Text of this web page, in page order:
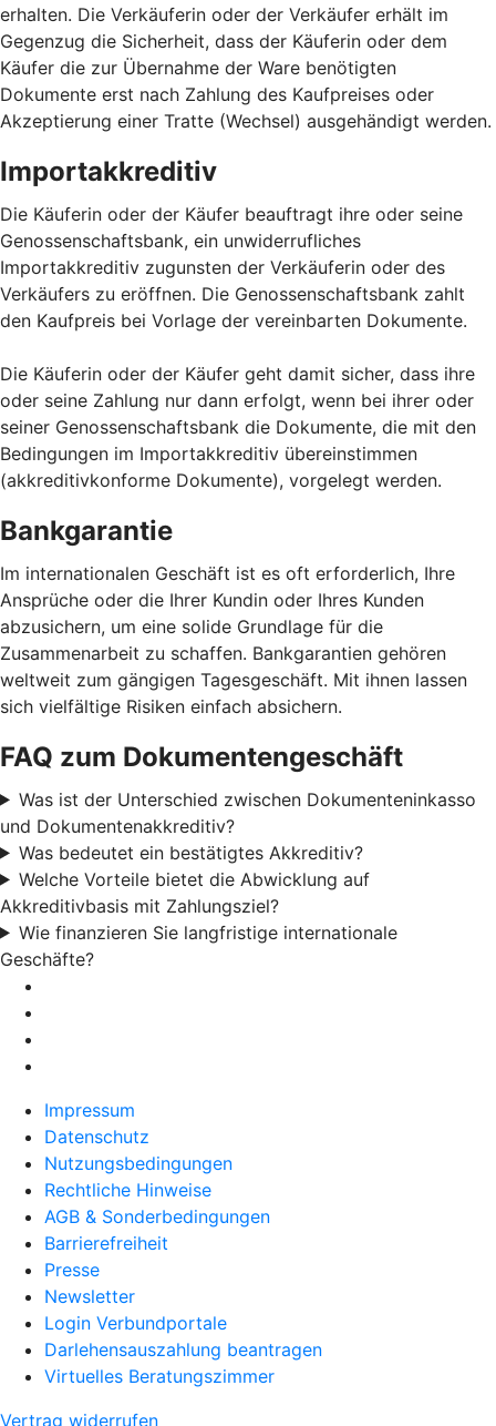
erhalten. Die Verkäuferin oder der Verkäufer erhält im
Gegenzug die Sicherheit, dass der Käuferin oder dem
Käufer die zur Übernahme der Ware benötigten
Dokumente erst nach Zahlung des Kaufpreises oder
Akzeptierung einer Tratte (Wechsel) ausgehändigt werden.
Importakkreditiv
Die Käuferin oder der Käufer beauftragt ihre oder seine
Genossenschaftsbank, ein unwiderrufliches
Importakkreditiv zugunsten der Verkäuferin oder des
Verkäufers zu eröffnen. Die Genossenschaftsbank zahlt
den Kaufpreis bei Vorlage der vereinbarten Dokumente.
Die Käuferin oder der Käufer geht damit sicher, dass ihre
oder seine Zahlung nur dann erfolgt, wenn bei ihrer oder
seiner Genossenschaftsbank die Dokumente, die mit den
Bedingungen im Importakkreditiv übereinstimmen
(akkreditivkonforme Dokumente), vorgelegt werden.
Bankgarantie
Im internationalen Geschäft ist es oft erforderlich, Ihre
Ansprüche oder die Ihrer Kundin oder Ihres Kunden
abzusichern, um eine solide Grundlage für die
Zusammenarbeit zu schaffen. Bankgarantien gehören
weltweit zum gängigen Tagesgeschäft. Mit ihnen lassen
sich vielfältige Risiken einfach absichern.
FAQ zum Dokumentengeschäft
Was ist der Unterschied zwischen Dokumenteninkasso
und Dokumentenakkreditiv?
Was bedeutet ein bestätigtes Akkreditiv?
Welche Vorteile bietet die Abwicklung auf
Akkreditivbasis mit Zahlungsziel?
Wie finanzieren Sie langfristige internationale
Geschäfte?
Impressum
Datenschutz
Nutzungsbedingungen
Rechtliche Hinweise
AGB & Sonderbedingungen
Barrierefreiheit
Presse
Newsletter
Login Verbundportale
Darlehensauszahlung beantragen
Virtuelles Beratungszimmer
Vertrag widerrufen